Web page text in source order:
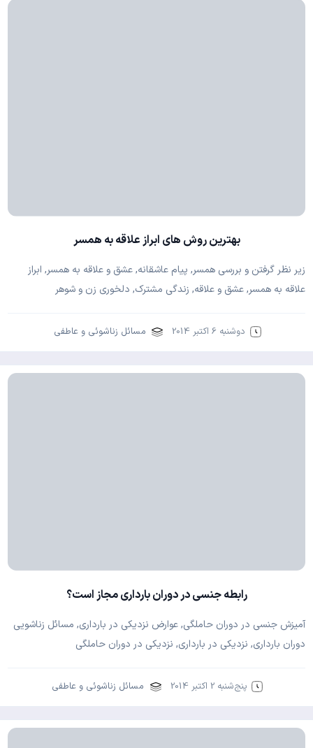
بهترین روش های ابراز علاقه به همسر
زیر نظر گرفتن و بررسی همسر, پیام عاشقانه, عشق و علاقه به همسر, ابراز
علاقه به همسر, عشق و علاقه, زندگی مشترک, دلخوری زن و شوهر
دوشنبه 6 اکتبر 2014 مسائل زناشوئی و عاطفی
رابطه جنسی در دوران بارداری مجاز است؟
آمیزش جنسی در دوران حاملگی, عوارض نزدیکی در بارداری, مسائل زناشویی
دوران بارداری, نزدیکی در بارداری, نزدیکی در دوران حاملگی
پنج‌شنبه 2 اکتبر 2014 مسائل زناشوئی و عاطفی